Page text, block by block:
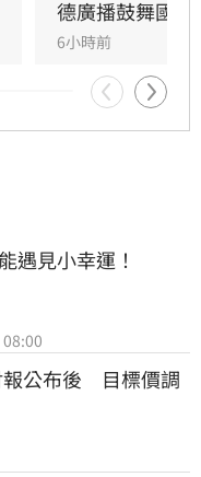
德廣播鼓舞國軍
6小時前
遇見小幸運！
公布後　目標價調